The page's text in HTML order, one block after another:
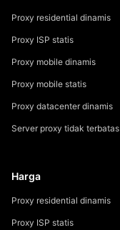
Proxy residential dinamis
Proxy ISP statis
Proxy mobile dinamis
Proxy mobile statis
Proxy datacenter dinamis
Server proxy tidak terbatas
Harga
Proxy residential dinamis
Proxy ISP statis